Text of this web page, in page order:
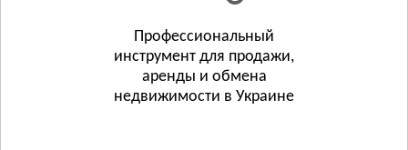
Смотреть всё
Профессиональный
инструмент для продажи,
аренды и обмена
недвижимости в Украине